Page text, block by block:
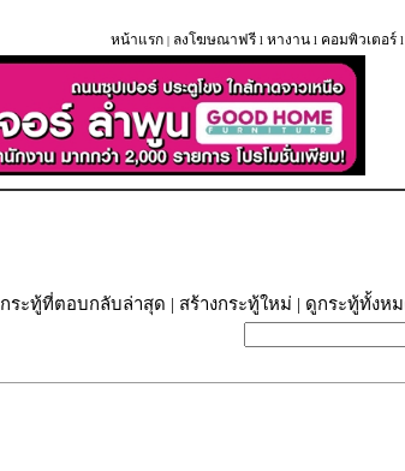
หน้าแรก | ลงโฆษณาฟรี l หางาน l คอมพิวเตอร์ l
กระทู้ที่ตอบกลับล่าสุด | สร้างกระทู้ใหม่ | ดูกระทู้ทั้งห